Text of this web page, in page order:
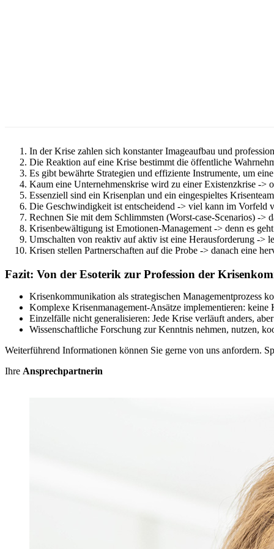
In der Krise zahlen sich konstanter Imageaufbau und
Die Reaktion auf eine Krise bestimmt die öffentliche
Es gibt bewährte Strategien und effiziente Instrumente, um
Kaum eine Unternehmenskrise wird zu einer Existenzkrise ->
Essenziell sind ein Krisenplan und ein eingespieltes
Die Geschwindigkeit ist entscheidend -> viel kann im Vorfeld
Rechnen Sie mit dem Schlimmsten (Worst-case-Scenarios) ->
Krisenbewältigung ist Emotionen-Management -> denn es
Umschalten von reaktiv auf aktiv ist eine Herausforderung ->
Krisen stellen Partnerschaften auf die Probe -> danach eine
Fazit: Von der Esoterik zur Profession der
Krisenkommunikation als strategischen Managementprozess
Komplexe Krisenmanagement-Ansätze implementieren: keine
Einzelfälle nicht generalisieren: Jede Krise verläuft anders,
Wissenschaftliche Forschung zur Kenntnis nehmen, nutzen,
Weiterführend Informationen können Sie gerne von uns anfordern.
Ihre Ansprechpartnerin